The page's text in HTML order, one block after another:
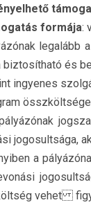
formája:
legalább
biztosítható és
ingyenes
jogosultsága,
a
vehet